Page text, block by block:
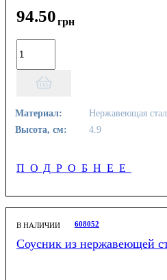
94.50грн
Материал:
Нержавеющая
Высота, см:
4.9
ПОДРОБНЕЕ
В НАЛИЧИИ 608052
Соусник из нержавеющей